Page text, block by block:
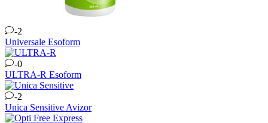
-2
Universale Esoform
-0
ULTRA-R Esoform
-2
Unica Sensitive Avizor